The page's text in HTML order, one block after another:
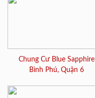
Chung Cư Blue Sapphire
Bình Phú, Quận 6